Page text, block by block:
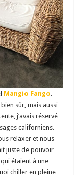
Mangio Fango.
bien sûr, mais aussi
j’avais réservé
californiens.
relaxer et nous
juste de pouvoir
étaient à une
chiller en pleine